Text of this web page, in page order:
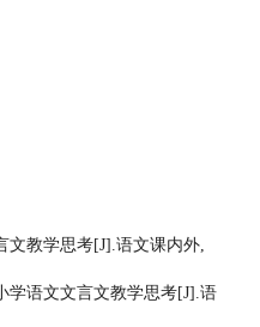
文教学思考[J].语文课内外,
学语文文言文教学思考[J].语